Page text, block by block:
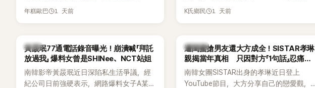
享與妻子的戀愛故事，笑稱兩人原本想享
前一直堅守「婚前守貞」的原因之一。
年糕歐巴 1 天前
團不同，她們以濃厚的Hip-Hop元素、自
的音樂風格，在海外尤其是歐美市場累積
不少人氣，逐漸成為第五代女團中極具辨
識度的新生代代表之一。
K氏鄉民 1 天前
韓星
黃晸珉77通電話錄音曝光！崩潰喊「拜託
放過我」 爆料女曾是SHINee、NCT站姐
南韓影帝黃晸珉近日深陷私生活爭議，經
紀公司日前強硬表示，網路爆料女子A某涉
K-POP
遭閨蜜搶男友還大方成全！SISTAR孝琳
親揭當年真相 只因對方「1句話」忍痛放
手
南韓女團SISTAR出身的孝琳近日登上
YouTube節目，大方分享自己的戀愛觀，